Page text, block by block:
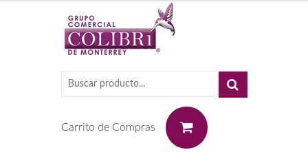
Carrito de Compras